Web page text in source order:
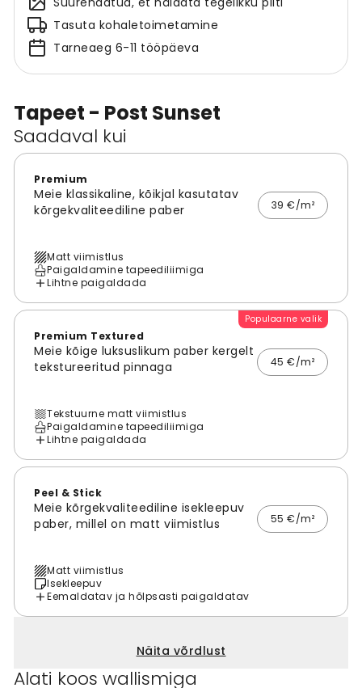
Tapeet - Post Sunset
Saadaval kui
Premium
Meie klassikaline, kõikjal kasutatav
kõrgekvaliteediline paber
39 €/m²
Matt viimistlus
Paigaldamine tapeediliimiga
Lihtne paigaldada
Populaarne valik
Premium Textured
Meie kõige luksuslikum paber kergelt
tekstureeritud pinnaga
45 €/m²
Tekstuurne matt viimistlus
Paigaldamine tapeediliimiga
Lihtne paigaldada
Peel & Stick
Meie kõrgekvaliteediline isekleepuv
paber, millel on matt viimistlus
55 €/m²
Matt viimistlus
Isekleepuv
Eemaldatav ja hõlpsasti paigaldatav
Näita võrdlust
Alati koos wallismiga
Tasuta kohaletoimetamine
Tarneaeg 6-11 tööpäeva